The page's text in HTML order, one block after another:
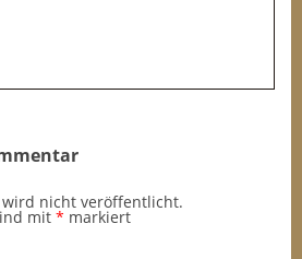
wird nicht veröffentlicht.
mit * markiert